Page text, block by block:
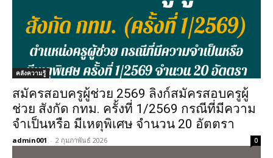
คลังความรู้
สมัครสอบครูผู้ช่วย 2569 ลิงก์สมัครสอบครูผู้
ช่วย สังกัด กทม. ครั้งที่ 1/2569 กรณีที่มีความ
จำเป็นหรือ มีเหตุพิเศษ จำนวน 20 อัตตรา
admin001 - 2 กุมภาพันธ์ 2026 0